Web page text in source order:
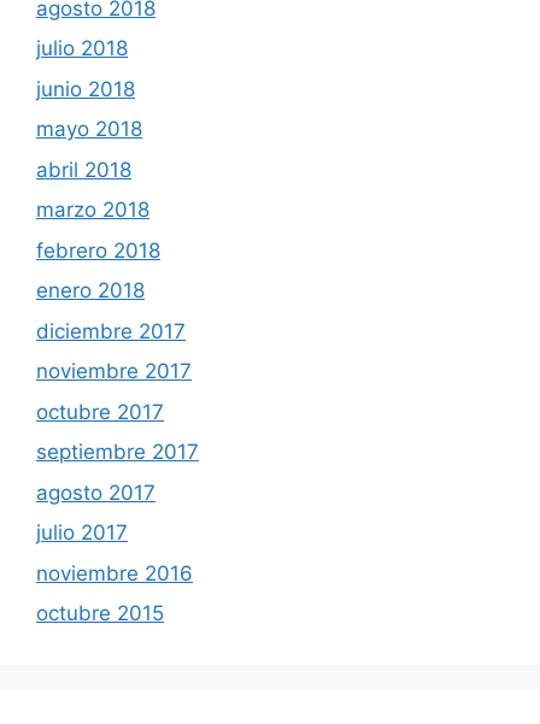
agosto 2018
julio 2018
junio 2018
mayo 2018
abril 2018
marzo 2018
febrero 2018
enero 2018
diciembre 2017
noviembre 2017
octubre 2017
septiembre 2017
agosto 2017
julio 2017
noviembre 2016
octubre 2015